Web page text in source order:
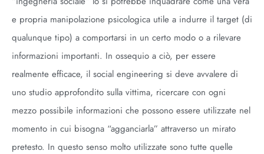
e propria manipolazione psicologica utile a indurre il target (di
qualunque tipo) a comportarsi in un certo modo o a rilevare
informazioni importanti. In ossequio a ciò, per essere
realmente efficace, il social engineering si deve avvalere di
uno studio approfondito sulla vittima, ricercare con ogni
mezzo possibile informazioni che possono essere utilizzate nel
momento in cui bisogna “agganciarla” attraverso un mirato
pretesto. In questo senso molto utilizzate sono tutte quelle